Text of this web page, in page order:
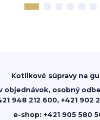
Kotlikové súpravy na
objednávok, osobný
948 212 600, +421 902
e-shop: +421 905 580